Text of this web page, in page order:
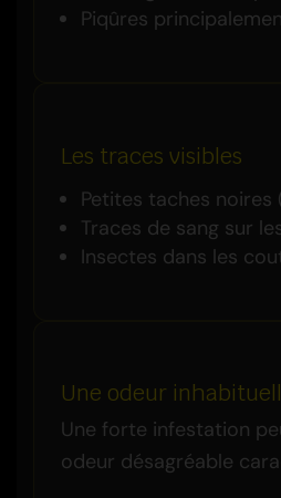
Piqûres
Les traces visibles
Petites taches
Traces de sang sur
Insectes dans les
Une odeur
Une forte infestation
odeur désagréable